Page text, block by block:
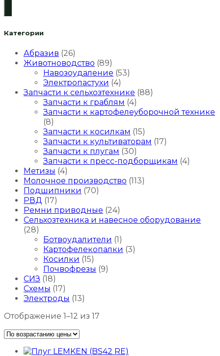
Категории
Абразив (26)
Животноводство (89)
Навозоудаление (53)
Электропастухи (4)
Запчасти к сельхозтехнике (88)
Запчасти к граблям (4)
Запчасти к картофелеуборочной технике
(8)
Запчасти к косилкам (15)
Запчасти к культиваторам (17)
Запчасти к плугам (30)
Запчасти к пресс-подборщикам (4)
Метизы (4)
Молочное производство (113)
Подшипники (70)
РВД (17)
Ремни приводные (24)
Сельхозтехника и навесное оборудование
(28)
Ботвоудалители (1)
Картофелекопалки (3)
Косилки (15)
Почвофрезы (9)
СИЗ (18)
Схемы (17)
Электроды (13)
Отображение 1–12 из 17